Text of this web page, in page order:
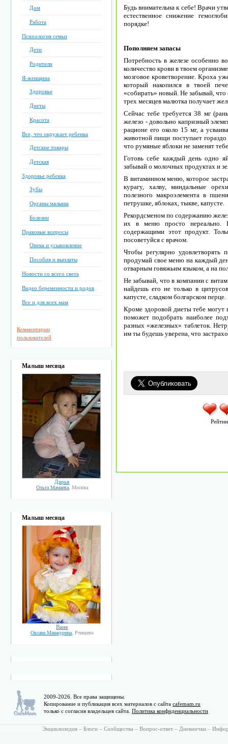
Дом
Работа
Психология семьи
Дети
Родители
Я-женщина
Здоровье
Диеты
Красота
Все, что окружает ребенка
Детские товары
Детская
Здоровье ребенка
Зубы
Органы малыша
Болезни
Правовые вопросы
Опека и усыновление
Пособия и выплаты
Новости со всего света
Видео беременности и родов
Все и для всех мам
Комментарии
пользователей
Малыш месяца
Дарья
Ольга Мамаева , Москва
Малыш месяца
Ваня
Оксана Манжурина, Ртищево
Будь внимательна к себе! Врачи
естественное снижение
порядке!
Пополняем запасы
Потребность в железе особенно
количество крови в твоем
мозговое кроветворение. Кроха
который накопился в твоей
«собирать» новый. Не забывай,
трех месяцев малютка получает
Сейчас тебе требуется 38 мг
железо - довольно капризный
рационе его около 15 мг, а
животной пищи поступает
что румяные яблоки не заменят
Готовь себе каждый день одно
забывай о молочных продуктах и
В витаминном меню, которое
курагу, халву, миндальные
полезного макроэлемента в
петрушке, яблоках, тыкве, капусте.
Рекордсменом по содержанию
их в меню просто нереально.
содержащими этот продукт.
посоветуйся с врачом.
Чтобы регулярно удовлетворять
продумай свое меню на каждый
отварным говяжьим языком, а на
Не забывай, что в компании с
найдешь его не только в
капусте, сладком болгарском перце.
Кроме здоровой диеты тебе могут
поможет подобрать наиболее
разных «железных» таблеток.
им ты будешь уверена, что
2009-2026. Все права защищены.
Копирование и публикация всех материалов с сайта cafemam.ru
только с согласия владельцев сайта. Политика конфиденциальности
Энциклопедия – Блоги – Сообщества – Вопрос-ответ – Дневнички –